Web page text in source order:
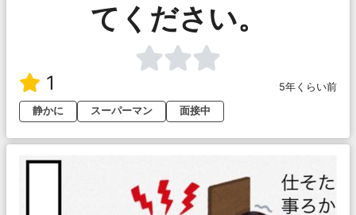
てください。
1
5年くらい前
静かに
スーパーマン 面接中